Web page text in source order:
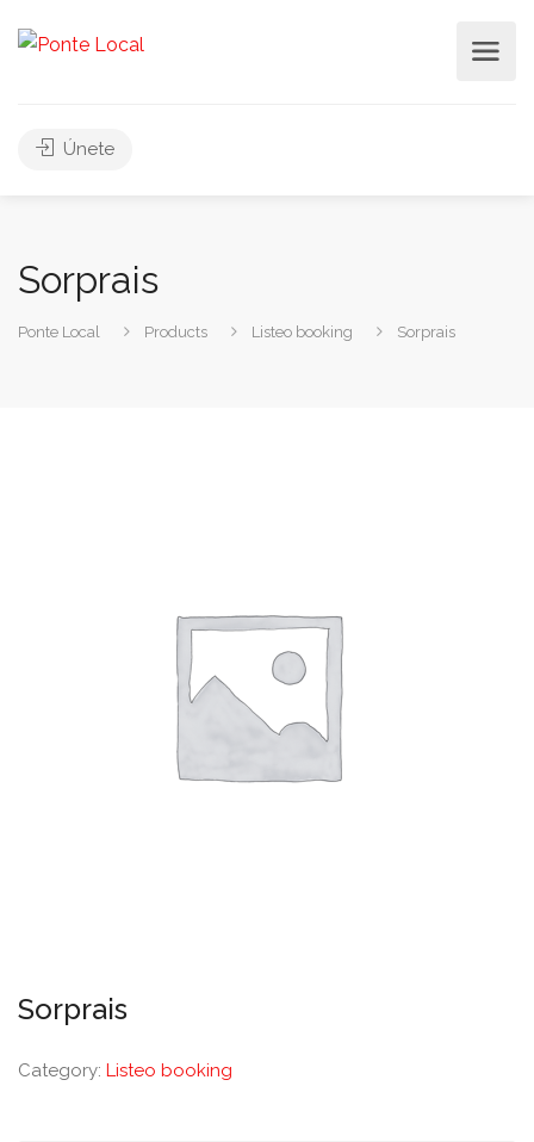
Únete
Sorprais
Ponte Local Products Listeo booking Sorprais
Sorprais
Category: Listeo booking